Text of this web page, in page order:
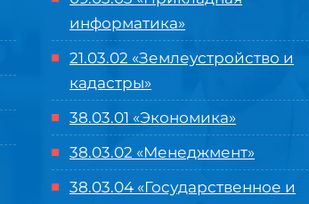
информатика»
21.03.02 «Землеустройство и
кадастры»
38.03.01 «Экономика»
38.03.02 «Менеджмент»
38.03.04 «Государственное и